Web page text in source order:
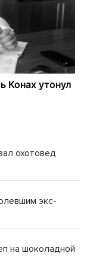
охотовед
экс-
на шоколадной